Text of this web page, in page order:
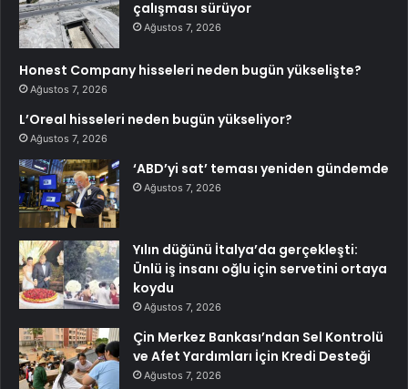
çalışması sürüyor
Ağustos 7, 2026
Honest Company hisseleri neden bugün yükselişte?
Ağustos 7, 2026
L’Oreal hisseleri neden bugün yükseliyor?
Ağustos 7, 2026
‘ABD’yi sat’ teması yeniden gündemde
Ağustos 7, 2026
Yılın düğünü İtalya’da gerçekleşti:
Ünlü iş insanı oğlu için servetini ortaya
koydu
Ağustos 7, 2026
Çin Merkez Bankası’ndan Sel Kontrolü
ve Afet Yardımları İçin Kredi Desteği
Ağustos 7, 2026